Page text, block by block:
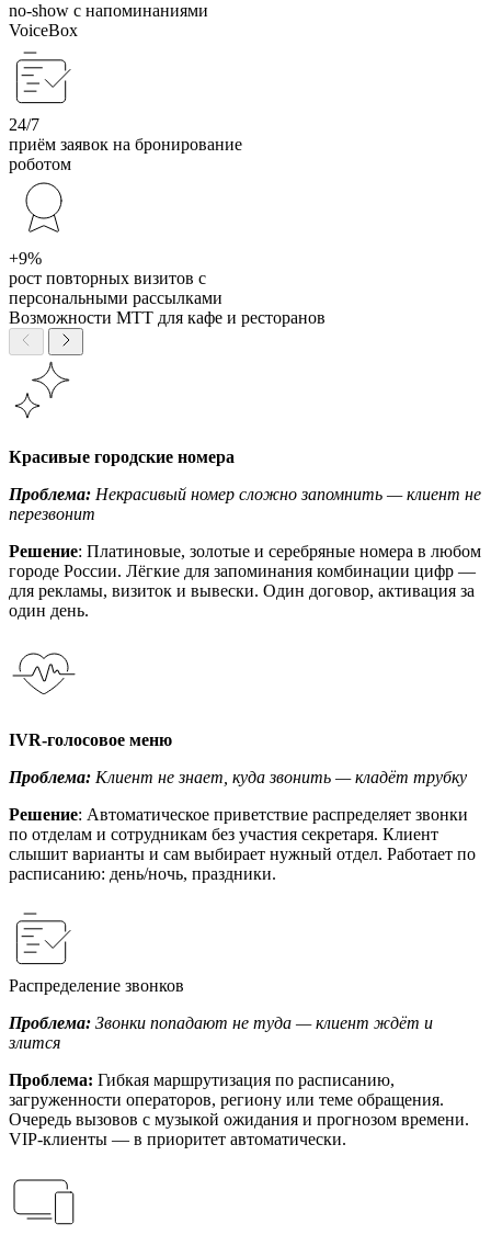
no-show с напоминаниями
VoiceBox
24/7
приём заявок на бронирование
роботом
+9%
рост повторных визитов с
персональными рассылками
Возможности МТТ для кафе и ресторанов
Красивые городские номера
Проблема: Некрасивый номер сложно запомнить — клиент не
перезвонит
Решение: Платиновые, золотые и серебряные номера в любом
городе России. Лёгкие для запоминания комбинации цифр —
для рекламы, визиток и вывески. Один договор, активация за
один день.
IVR-голосовое меню
Проблема: Клиент не знает, куда звонить — кладёт трубку
Решение: Автоматическое приветствие распределяет звонки
по отделам и сотрудникам без участия секретаря. Клиент
слышит варианты и сам выбирает нужный отдел. Работает по
расписанию: день/ночь, праздники.
Распределение звонков
Проблема: Звонки попадают не туда — клиент ждёт и
злится
Проблема: Гибкая маршрутизация по расписанию,
загруженности операторов, региону или теме обращения.
Очередь вызовов с музыкой ожидания и прогнозом времени.
VIP-клиенты — в приоритет автоматически.